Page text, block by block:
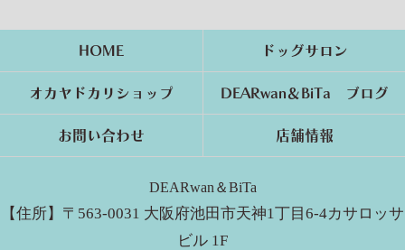
HOME ドッグサロン
オカヤドカリショップ DEARwan＆BiTa ブログ
お問い合わせ 店舗情報
DEARwan＆BiTa
【住所】〒563-0031 大阪府池田市天神1丁目6-4カサロッサ
ビル 1F